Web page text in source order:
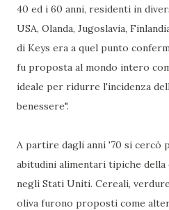
40 ed i 60 anni, residenti in
USA, Olanda, Jugoslavia,
di Keys era a quel punto
fu proposta al mondo intero
ideale per ridurre l'incidenza
benessere".
A partire dagli anni '70 si cercò
abitudini alimentari tipiche della
negli Stati Uniti. Cereali,
oliva furono proposti come